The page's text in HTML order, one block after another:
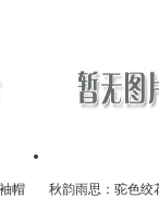
帽
秋韵雨思：驼色绞